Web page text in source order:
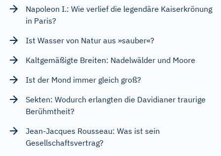
Napoleon I.: Wie verlief die legendäre Kaiserkrönung
in Paris?
Ist Wasser von Natur aus »sauber«?
Kaltgemäßigte Breiten: Nadelwälder und Moore
Ist der Mond immer gleich groß?
Sekten: Wodurch erlangten die Davidianer traurige
Berühmtheit?
Jean-Jacques Rousseau: Was ist sein
Gesellschaftsvertrag?